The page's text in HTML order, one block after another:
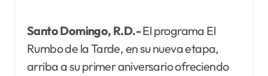
Santo Domingo, R.D.-El programa El
Rumbo de la Tarde, en su nueva etapa,
arriba a su primer aniversario ofreciendo